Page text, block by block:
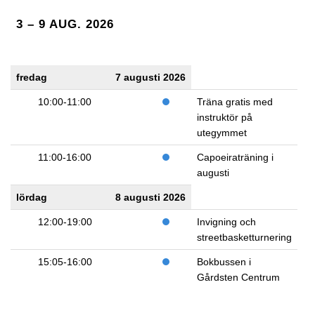
3 – 9 AUG. 2026
fredag 7 augusti 2026
10:00-11:00
Träna gratis med
instruktör på
utegymmet
11:00-16:00
Capoeiraträning i
augusti
lördag 8 augusti 2026
12:00-19:00
Invigning och
streetbasketturnering
15:05-16:00
Bokbussen i
Gårdsten Centrum